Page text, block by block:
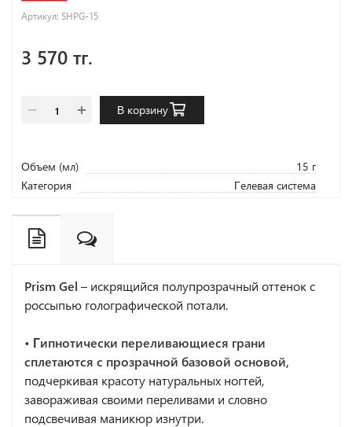
Артикул: SHPG-15
3 570 тг.
В корзину
Объем (мл)
15 г
Категория
Гелевая система
Prism Gel – искрящийся полупрозрачный оттенок с
россыпью голографической потали.
• Гипнотически переливающиеся грани
сплетаются с прозрачной базовой основой,
подчеркивая красоту натуральных ногтей,
завораживая своими переливами и словно
подсвечивая маникюр изнутри.